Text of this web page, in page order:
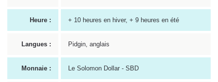
Heure : + 10 heures en hiver, + 9 heures en été
Langues : Pidgin, anglais
Monnaie : Le Solomon Dollar - SBD